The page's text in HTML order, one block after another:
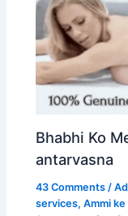
Bhabhi Ko
antarvasna
43 Comments /
services,Ammi